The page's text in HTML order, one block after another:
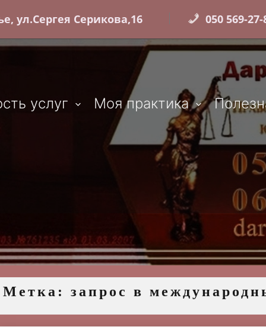
ул.Сергея Серикова,16 050 569-
услуг Моя практика
Метка: запрос в